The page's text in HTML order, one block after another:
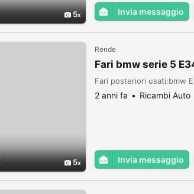
5 Invia messaggio
5
Rende
Fari bmw serie 5
Fari posteriori usati:bmw
2 anni fa Ricambi Auto
Invia messaggio